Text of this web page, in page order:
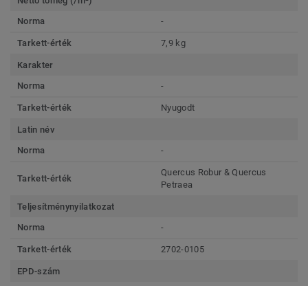
Norma
-
Tarkett-érték 7,9 kg
Karakter
Norma
-
Tarkett-érték Nyugodt
Latin név
Norma
-
Tarkett-érték
Quercus Robur & Quercus
Petraea
Teljesítménynyilatkozat
Norma
-
Tarkett-érték 2702-0105
EPD-szám